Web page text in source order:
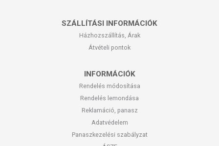
SZÁLLÍTÁSI INFORMÁCIÓK
Házhozszállítás, Árak
Átvételi pontok
INFORMÁCIÓK
Rendelés módosítása
Rendelés lemondása
Reklamáció, panasz
Adatvédelem
Panaszkezelési szabályzat